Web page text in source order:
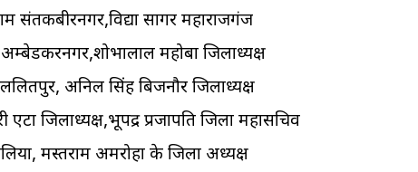
संतकबीरनगर,विद्या सागर महाराजगंज
महोबा जिलाध्यक्ष
अनिल सिंह बिजनौर जिलाध्यक्ष
जिलाध्यक्ष,भूपेंद्र प्रजापति जिला महासचिव
मस्तराम अमरोहा के जिला अध्यक्ष